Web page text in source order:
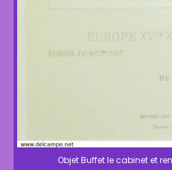
Objet Buffet le cabinet et